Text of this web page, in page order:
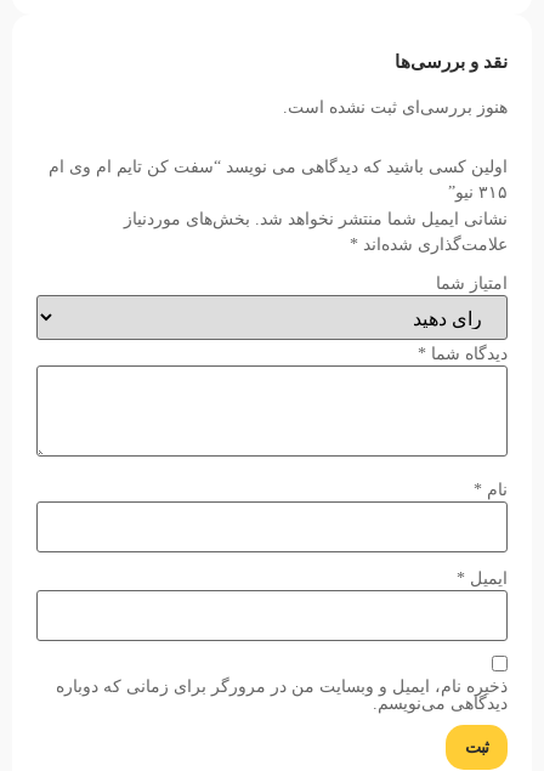
نقد و بررسی‌ها
هنوز بررسی‌ای ثبت نشده است.
اولین کسی باشید که دیدگاهی می نویسد “سفت کن تایم ام وی ام
۳۱۵ نیو”
نشانی ایمیل شما منتشر نخواهد شد. بخش‌های موردنیاز
علامت‌گذاری شده‌اند *
امتیاز شما
دیدگاه شما *
نام *
ایمیل *
ذخیره نام، ایمیل و وبسایت من در مرورگر برای زمانی که دوباره
دیدگاهی می‌نویسم.